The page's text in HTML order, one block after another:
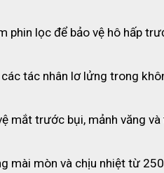
khói, hơi xăng dầu, mang
giảm tối đa khe hở, ngăn
phin lọc để bảo vệ hô hấp
tác nhân lơ lửng trong
mắt trước bụi, mảnh văng và
mài mòn và chịu nhiệt từ